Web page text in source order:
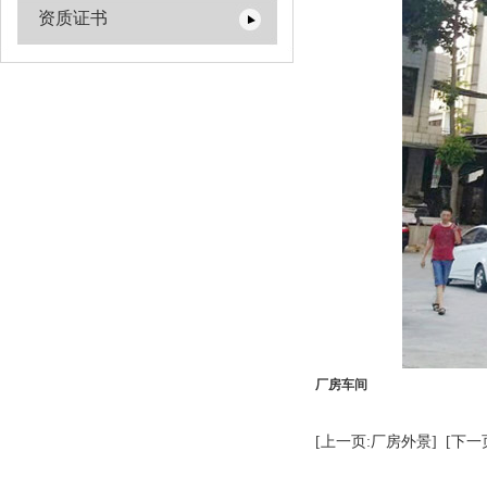
资质证书
视频中心
资质证书
厂房车间
[上一页:厂房外景] [下一